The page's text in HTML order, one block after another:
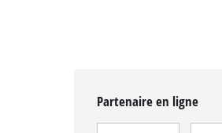
Partenaire en ligne